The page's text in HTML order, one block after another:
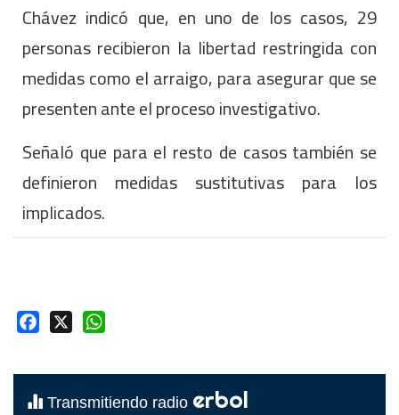
Chávez indicó que, en uno de los casos, 29
personas recibieron la libertad restringida con
medidas como el arraigo, para asegurar que se
presenten ante el proceso investigativo.
Señaló que para el resto de casos también se
definieron medidas sustitutivas para los
implicados.
Facebook
Transmitiendo radio erbol